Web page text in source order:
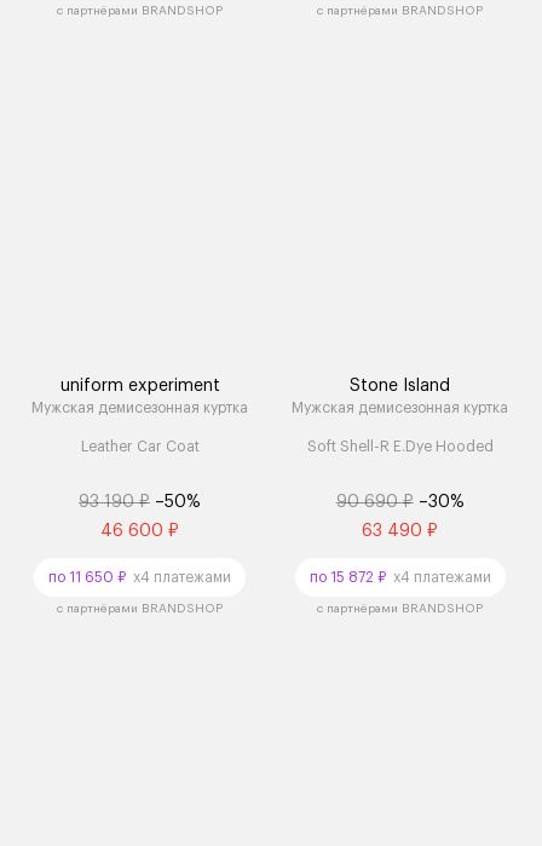
с партнёрами BRANDSHOP с партнёрами BRANDSHOP
uniform experiment
Мужская демисезонная куртка
Leather Car Coat
93 190 ₽ –50%
46 600 ₽
по 11 650 ₽ x4 платежами
с партнёрами BRANDSHOP
Stone Island
Мужская демисезонная куртка
Soft Shell-R E.Dye Hooded
90 690 ₽ –30%
63 490 ₽
по 15 872 ₽x4 платежами
с партнёрами BRANDSHOP